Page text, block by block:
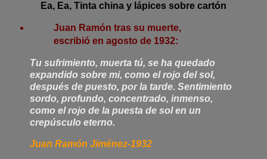
Ea, Ea, Tinta china y lápices sobre cartón
Juan Ramón tras su muerte,
escribió en agosto de 1932:
Tu sufrimiento, muerta tú, se ha quedado
expandido sobre mi, como el rojo del sol,
después de puesto, por la tarde. Sentimiento
sordo, profundo, concentrado, inmenso,
como el rojo de la puesta de sol en un
crepúsculo eterno.
Juan Ramón Jiménez-1932